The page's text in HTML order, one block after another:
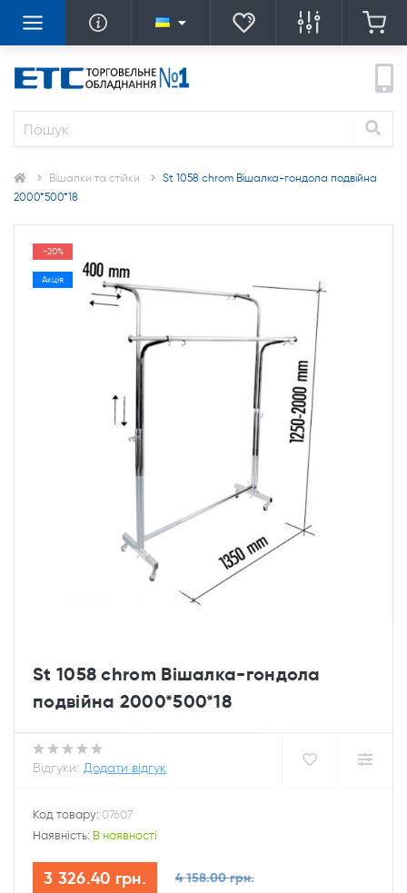
Вішалки та стійки
St 1058 chrom Вішалка-гондола подвійна
2000*500*18
-20%
Акція
St 1058 chrom Вішалка-гондола
подвійна 2000*500*18
Відгуки: Додати відгук
Код товару: 07607
Наявність: В наявності
3 326.40 грн. 4 158.00 грн.